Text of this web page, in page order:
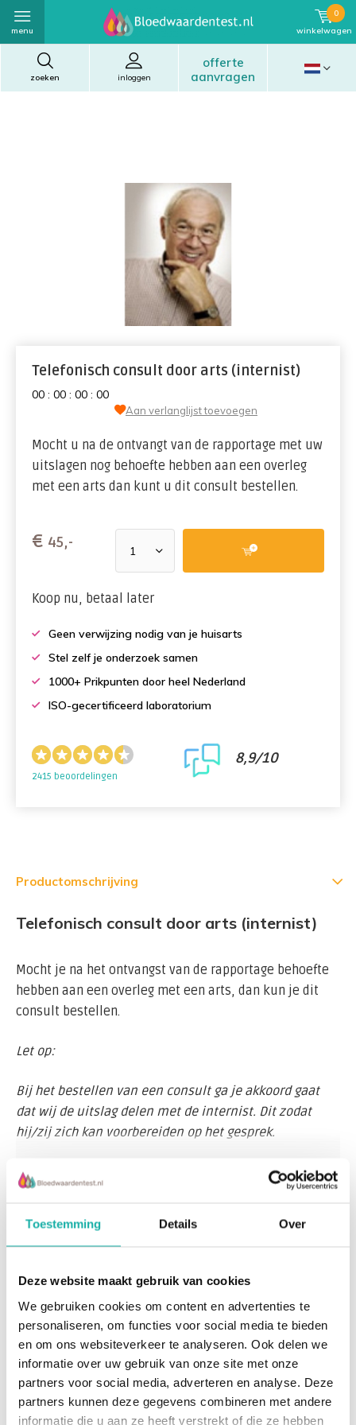
Toestemming Details Over
Deze website maakt gebruik van cookies
We gebruiken cookies om content en advertenties te
personaliseren, om functies voor social media te bieden
en om ons websiteverkeer te analyseren. Ook delen we
informatie over uw gebruik van onze site met onze
partners voor social media, adverteren en analyse. Deze
partners kunnen deze gegevens combineren met andere
informatie die u aan ze heeft verstrekt of die ze hebben
zoeken
offerte
aanvragen
inloggen
menu winkelwagen
0
Telefonisch consult door arts (internist)
00 : 00 : 00 : 00
Aan verlanglijst toevoegen
Mocht u na de ontvangt van de rapportage met uw
uitslagen nog behoefte hebben aan een overleg
met een arts dan kunt u dit consult bestellen.
€ 45,-
Koop nu, betaal later
Geen verwijzing nodig van je huisarts
Stel zelf je onderzoek samen
1000+ Prikpunten door heel Nederland
ISO-gecertificeerd laboratorium
2415 beoordelingen
8,9/10
Productomschrijving
Telefonisch consult door arts (internist)
Mocht je na het ontvangst van de rapportage behoefte
hebben aan een overleg met een arts, dan kun je dit
consult bestellen.
Let op:
Bij het bestellen van een consult ga je akkoord gaat
dat wij de uitslag delen met de internist. Dit zodat
hij/zij zich kan voorbereiden op het gesprek.
Dr. Theo Erwteman studeerde geneeskunde aan de
Universiteit van Amsterdam. Hij volgde zijn opleiding
tot internist in achtereenvolgens het Brookdale Medical
Center in Brooklyn, New York en het Wilhelmina
1990 behoorde hij tot de oprichters van het Medisch
Centrum Jan van Goyen in de nieuwe vorm.
Dr. Erwteman: "Ik geef u nadere uitleg over de
betekenis van eventuele afwijkende waarden - of
eventueel over de betekenis van "normale" waarden. De
uitleg kan plaatsvinden per skype/facetime (het is
altijd prettig om een gezicht erbij te hebben). In
Lees meer
Recent bekeken
Telefonisch consult